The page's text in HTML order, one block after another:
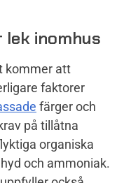
inomhus
kommer att
faktorer
färger och
på tillåtna
organiska
och ammoniak.